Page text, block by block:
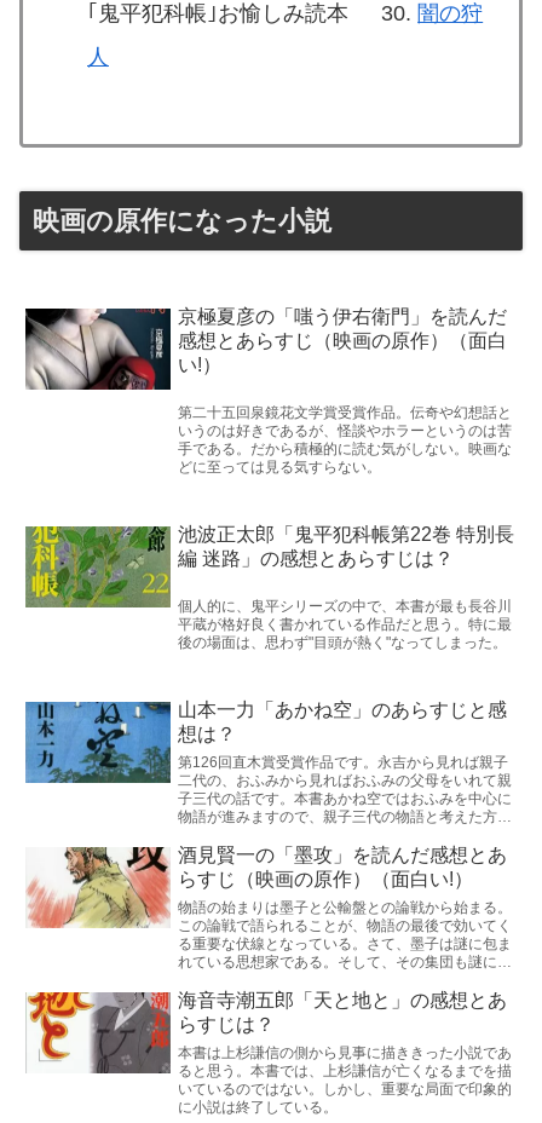
｢鬼平犯科帳｣お愉しみ読本
闇の狩
人
映画の原作になった小説
京極夏彦の「嗤う伊右衛門」を読んだ
感想とあらすじ（映画の原作）（面白
い!）
第二十五回泉鏡花文学賞受賞作品。伝奇や幻想話と
いうのは好きであるが、怪談やホラーというのは苦
手である。だから積極的に読む気がしない。映画な
どに至っては見る気すらない。
池波正太郎「鬼平犯科帳第22巻 特別長
編 迷路」の感想とあらすじは？
個人的に、鬼平シリーズの中で、本書が最も長谷川
平蔵が格好良く書かれている作品だと思う。特に最
後の場面は、思わず"目頭が熱く"なってしまった。
山本一力「あかね空」のあらすじと感
想は？
第126回直木賞受賞作品です。永吉から見れば親子
二代の、おふみから見ればおふみの父母をいれて親
子三代の話です。本書あかね空ではおふみを中心に
物語が進みますので、親子三代の物語と考えた方が
酒見賢一の「墨攻」を読んだ感想とあ
らすじ（映画の原作）（面白い!）
物語の始まりは墨子と公輸盤との論戦から始まる。
この論戦で語られることが、物語の最後で効いてく
る重要な伏線となっている。さて、墨子は謎に包ま
れている思想家である。そして、その集団も謎に包
海音寺潮五郎「天と地と」の感想とあ
らすじは？
本書は上杉謙信の側から見事に描ききった小説であ
ると思う。本書では、上杉謙信が亡くなるまでを描
いているのではない。しかし、重要な局面で印象的
に小説は終了している。